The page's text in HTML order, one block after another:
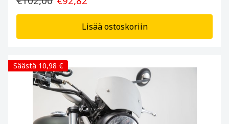
Lisää ostoskoriin
Säästä 10,98 €